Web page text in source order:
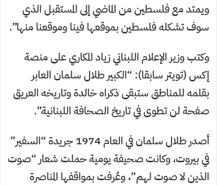
ويمتد مع فلسطين من الماضي إلى المستقبل الذي
سوف تشكله فلسطين بموقعها فينا وموقعنا منها”.
وكتب وزير الإعلام اللبناني زياد المكاري على منصة
إكس (تويتر سابقا): “الكبير طلال سلمان العابر
بقلمه للمناطق ستبقى ذكراه خالدة وتاريخه العريق
صفحة لن تطوى في تاريخ الصحافة اللبنانية”.
أصدر طلال سلمان في العام 1974 جريدة “السفير”
في بيروت، وكانت صحيفة يومية حملت شعار “صوت
الذين لا صوت لهم”، وعُرفت بمواقفها المناصرة